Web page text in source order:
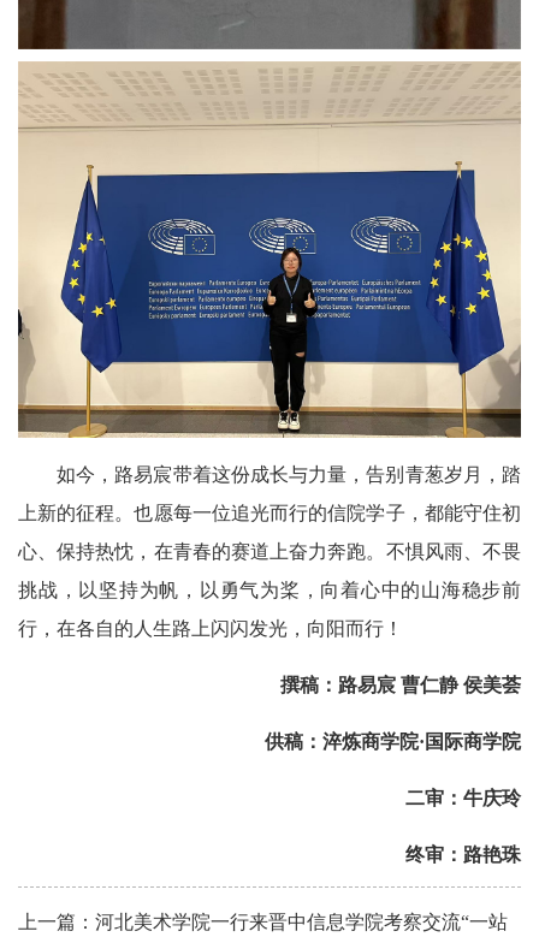
如今，路易宸带着这份成长与力量，告别青葱岁月，踏
上新的征程。也愿每一位追光而行的信院学子，都能守住初
心、保持热忱，在青春的赛道上奋力奔跑。不惧风雨、不畏
挑战，以坚持为帆，以勇气为桨，向着心中的山海稳步前
行，在各自的人生路上闪闪发光，向阳而行！
撰稿：路易宸 曹仁静 侯美荟
供稿：淬炼商学院·国际商学院
二审：牛庆玲
终审：路艳珠
上一篇：河北美术学院一行来晋中信息学院考察交流“一站